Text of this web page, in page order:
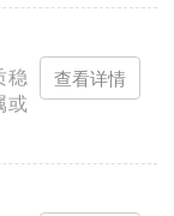
稳
或
查看详情